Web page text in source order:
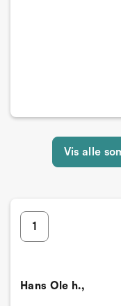
Vis alle
1
Hans Ole h.,